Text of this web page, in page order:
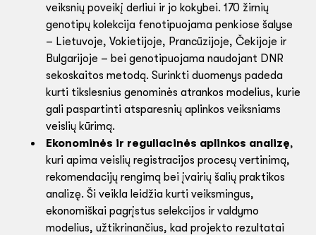
veiksnių poveikį derliui ir jo kokybei. 170 žirnių
genotipų kolekcija fenotipuojama penkiose šalyse
– Lietuvoje, Vokietijoje, Prancūzijoje, Čekijoje ir
Bulgarijoje – bei genotipuojama naudojant DNR
sekoskaitos metodą. Surinkti duomenys padeda
kurti tikslesnius genominės atrankos modelius, kurie
gali paspartinti atsparesnių aplinkos veiksniams
veislių kūrimą.
Ekonominės ir reguliacinės aplinkos analizę,
kuri apima veislių registracijos procesų vertinimą,
rekomendacijų rengimą bei įvairių šalių praktikos
analizę. Ši veikla leidžia kurti veiksmingus,
ekonomiškai pagrįstus selekcijos ir valdymo
modelius, užtikrinančius, kad projekto rezultatai